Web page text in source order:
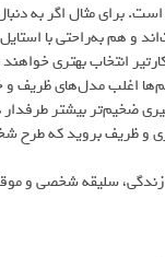
برای مثال اگر به
و هم به‌راحتی با
انتخاب بهتری
اغلب مدل‌های ظریف
ضخیم‌تر بیشتر
و ظریف بروید که طرح
سلیقه شخصی و